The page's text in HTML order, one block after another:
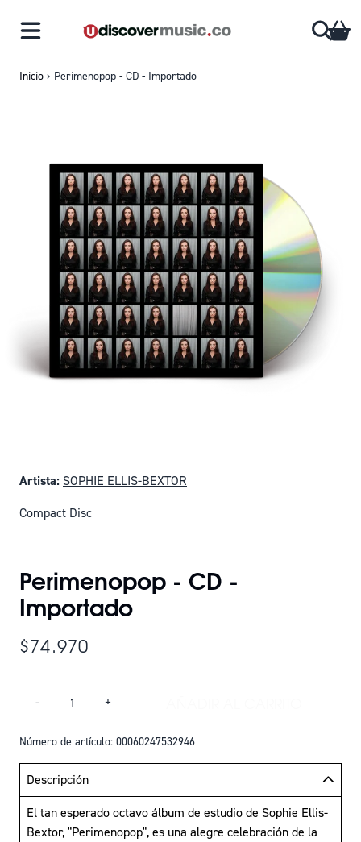
Inicio › Perimenopop - CD - Importado
Artista: SOPHIE ELLIS-BEXTOR
Compact Disc
Perimenopop - CD -
Importado
$74.970
- +
Número de artículo: 00060247532946
Descripción
El tan esperado octavo álbum de estudio de Sophie Ellis-
Bextor, "Perimenopop", es una alegre celebración de la